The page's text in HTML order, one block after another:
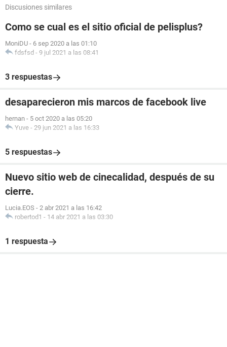
Discusiones similares
Como se cual es el sitio oficial de pelisplus?
MoniDU - 6 sep 2020 a las 01:10
fdsfsd - 9 jul 2021 a las 08:41
3 respuestas
desaparecieron mis marcos de facebook live
hernan - 5 oct 2020 a las 05:20
Yuve - 29 jun 2021 a las 16:33
5 respuestas
Nuevo sitio web de cinecalidad, después de su
cierre.
Lucia.EOS - 2 abr 2021 a las 16:42
robertod1 - 14 abr 2021 a las 03:30
1 respuesta